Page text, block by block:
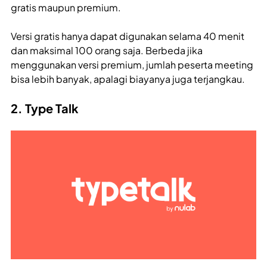
gratis maupun premium.
Versi gratis hanya dapat digunakan selama 40 menit
dan maksimal 100 orang saja. Berbeda jika
menggunakan versi premium, jumlah peserta meeting
bisa lebih banyak, apalagi biayanya juga terjangkau.
2. Type Talk